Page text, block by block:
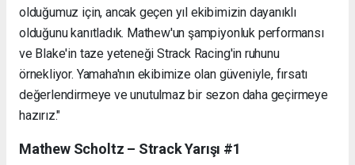
olduğumuz için, ancak geçen yıl ekibimizin dayanıklı
olduğunu kanıtladık. Mathew'un şampiyonluk performansı
ve Blake'in taze yeteneği Strack Racing'in ruhunu
örnekliyor. Yamaha'nın ekibimize olan güveniyle, fırsatı
değerlendirmeye ve unutulmaz bir sezon daha geçirmeye
hazırız."
Mathew Scholtz – Strack Yarışı #1